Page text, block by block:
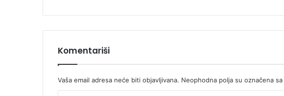
Komentariši
Vaša email adresa neće biti objavljivana. Neophodna polja su označena sa